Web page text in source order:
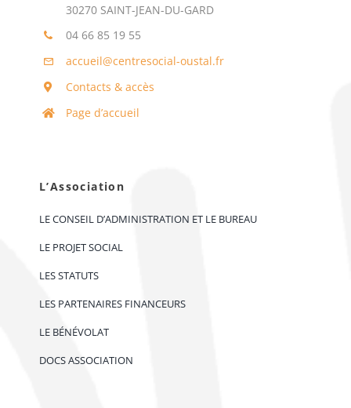
30270 SAINT-JEAN-DU-GARD
04 66 85 19 55
accueil@centresocial-oustal.fr
Contacts & accès
Page d’accueil
L’Association
LE CONSEIL D’ADMINISTRATION ET LE BUREAU
LE PROJET SOCIAL
LES STATUTS
LES PARTENAIRES FINANCEURS
LE BÉNÉVOLAT
DOCS ASSOCIATION